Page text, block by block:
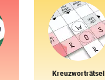
Kreuzworträtsel